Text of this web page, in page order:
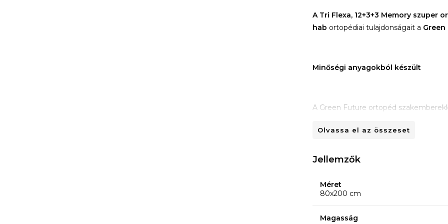
A Tri Flexa, 12+3+3 Memory szuper
hab ortopédiai tulajdonságait a
Minőségi anyagokból készült
A Green Future ortopéd
Az antibakteriálisan kezelt
szellőzést biztosít az alvás ideje alatt.
Olvassa el az összeset
Jellemzők
Méret
80x200 cm
Magasság